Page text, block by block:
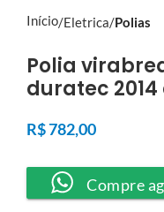
Início Eletrica Polias
Polia
duratec
R$782,00
Compre